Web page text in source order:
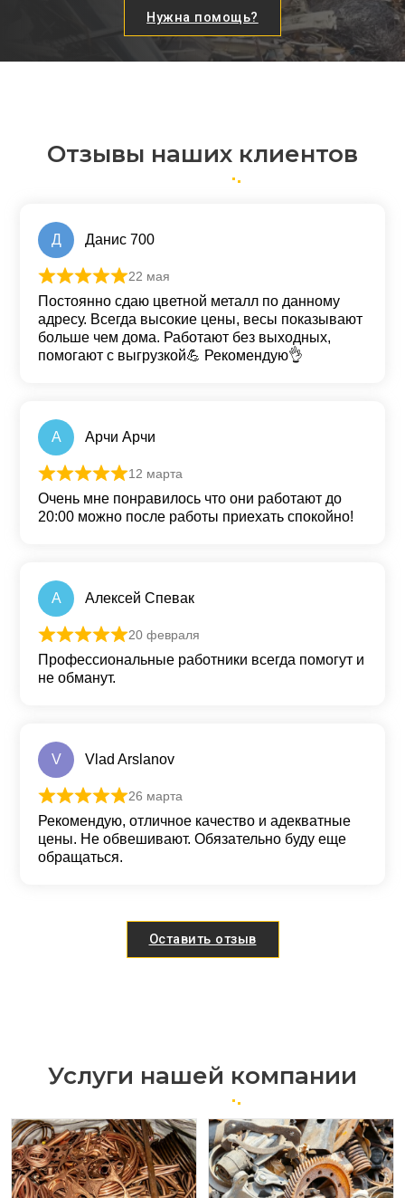
Нужна помощь?
Отзывы наших клиентов
Д Данис 700
Оценка
22 мая
Постоянно сдаю цветной металл по данному
адресу. Всегда высокие цены, весы показывают
больше чем дома. Работают без выходных,
помогают с выгрузкой💪 Рекомендую👌
А Арчи Арчи
Оценка из 5
12 марта
Очень мне понравилось что они работают до
20:00 можно после работы приехать спокойно!
А Алексей Спевак
Оценка из 5
20 февраля
Профессиональные работники всегда помогут и
не обманут.
V Vlad Arslanov
Оценка из 5
26 марта
Рекомендую, отличное качество и адекватные
цены. Не обвешивают. Обязательно буду еще
обращаться.
Оставить отзыв
Услуги нашей компании